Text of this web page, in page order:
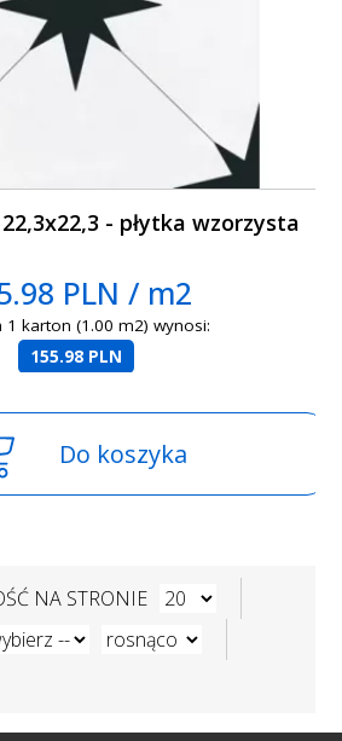
- płytka wzorzysta
PLN / m2
1 karton (1.00 m2) wynosi:
155.98 PLN
Do koszyka
NA STRONIE